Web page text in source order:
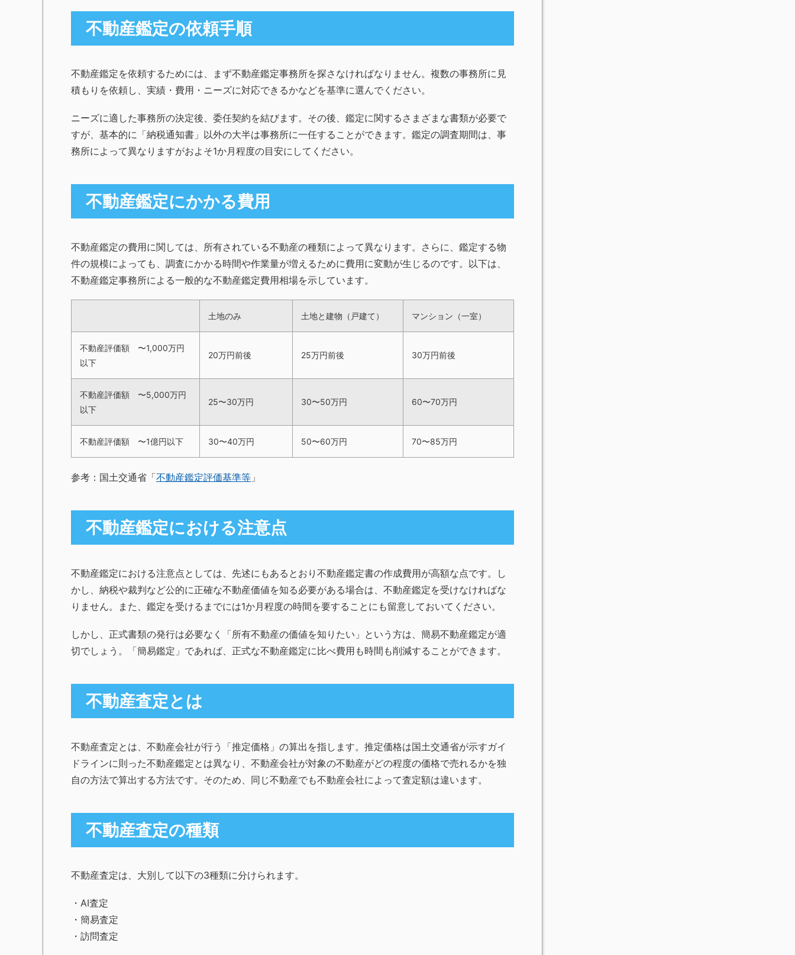
不動産鑑定の依頼手順
不動産鑑定を依頼するためには、まず不動産鑑定事務所を探さなければなりません。複数の事務所に見
積もりを依頼し、実績・費用・ニーズに対応できるかなどを基準に選んでください。
ニーズに適した事務所の決定後、委任契約を結びます。その後、鑑定に関するさまざまな書類が必要で
すが、基本的に「納税通知書」以外の大半は事務所に一任することができます。鑑定の調査期間は、事
務所によって異なりますがおよそ1か月程度の目安にしてください。
不動産鑑定にかかる費用
不動産鑑定の費用に関しては、所有されている不動産の種類によって異なります。さらに、鑑定する物
件の規模によっても、調査にかかる時間や作業量が増えるために費用に変動が生じるのです。以下は、
不動産鑑定事務所による一般的な不動産鑑定費用相場を示しています。
土地のみ 土地と建物（戸建て） マンション（一室）
不動産評価額 〜1,000万円
以下
20万円前後 25万円前後 30万円前後
不動産評価額 〜5,000万円
以下
25〜30万円 30〜50万円 60〜70万円
不動産評価額 〜1億円以下 30〜40万円 50〜60万円 70〜85万円
参考：国土交通省「不動産鑑定評価基準等 」
不動産鑑定における注意点
不動産鑑定における注意点としては、先述にもあるとおり不動産鑑定書の作成費用が高額な点です。し
かし、納税や裁判など公的に正確な不動産価値を知る必要がある場合は、不動産鑑定を受けなければな
りません。また、鑑定を受けるまでには1か月程度の時間を要することにも留意しておいてください。
しかし、正式書類の発行は必要なく「所有不動産の価値を知りたい」という方は、簡易不動産鑑定が適
切でしょう。「簡易鑑定」であれば、正式な不動産鑑定に比べ費用も時間も削減することができます。
不動産査定とは
不動産査定とは、不動産会社が行う「推定価格」の算出を指します。推定価格は国土交通省が示すガイ
ドラインに則った不動産鑑定とは異なり、不動産会社が対象の不動産がどの程度の価格で売れるかを独
自の方法で算出する方法です。そのため、同じ不動産でも不動産会社によって査定額は違います。
不動産査定の種類
不動産査定は、大別して以下の3種類に分けられます。
・AI査定
・簡易査定
・訪問査定